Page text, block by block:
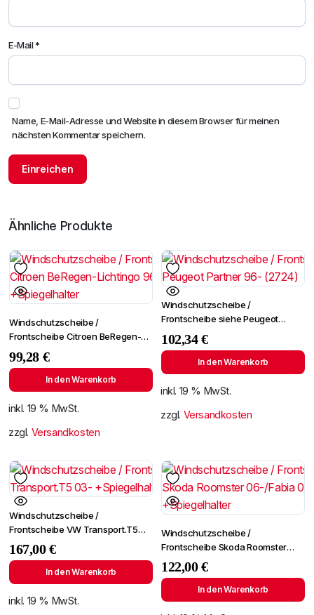
E-Mail*
Name, E-Mail-Adresse und Website in diesem Browser für meinen
nächsten Kommentar speichern.
Ähnliche Produkte
Windschutzscheibe /
Frontscheibe Citroen BeRegen-
Lichtingo 96- +Spiegelhalter
99,28 €
In den Warenkorb
inkl. 19 % MwSt.
zzgl. Versandkosten
Windschutzscheibe /
Frontscheibe siehe Peugeot
Partner 96- (2724)
102,34€
In den Warenkorb
inkl. 19 % MwSt.
zzgl. Versandkosten
Windschutzscheibe /
Frontscheibe VW Transport.T5
03- +Spiegelhalter
167,00€
In den Warenkorb
inkl. 19 % MwSt.
Windschutzscheibe /
Frontscheibe Skoda Roomster
06-/Fabia 07- +Spiegelhalter
122,00€
In den Warenkorb